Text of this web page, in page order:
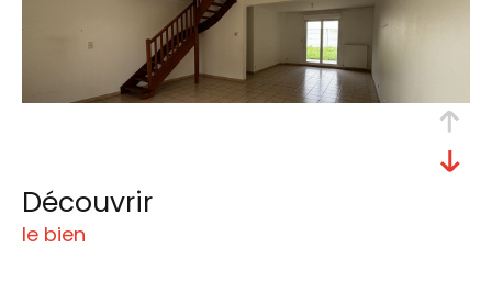
découvrir
le bien